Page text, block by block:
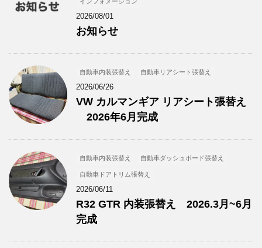
2026/08/01
お知らせ
自動車内装張替え 自動車リアシート張替え
2026/06/26
VW カルマンギア リアシート張替え
2026年6月完成
自動車内装張替え 自動車ダッシュボード張替え
自動車ドアトリム張替え
2026/06/11
R32 GTR 内装張替え 2026.3月~6月
完成